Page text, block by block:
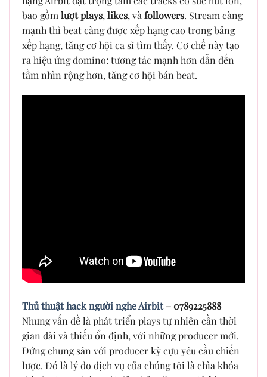
bao gồm lượt plays, likes, và followers. Stream càng
mạnh thì beat càng được xếp hạng cao trong bảng
xếp hạng, tăng cơ hội ca sĩ tìm thấy. Cơ chế này tạo
ra hiệu ứng domino: tương tác mạnh hơn dẫn đến
tầm nhìn rộng hơn, tăng cơ hội bán beat.
Thủ thuật hack người nghe Airbit– 0789225888
Nhưng vấn đề là phát triển plays tự nhiên cần thời
gian dài và thiếu ổn định, với những producer mới.
Đứng chung sân với producer kỳ cựu yêu cầu chiến
lược. Đó là lý do dịch vụ của chúng tôi là chìa khóa